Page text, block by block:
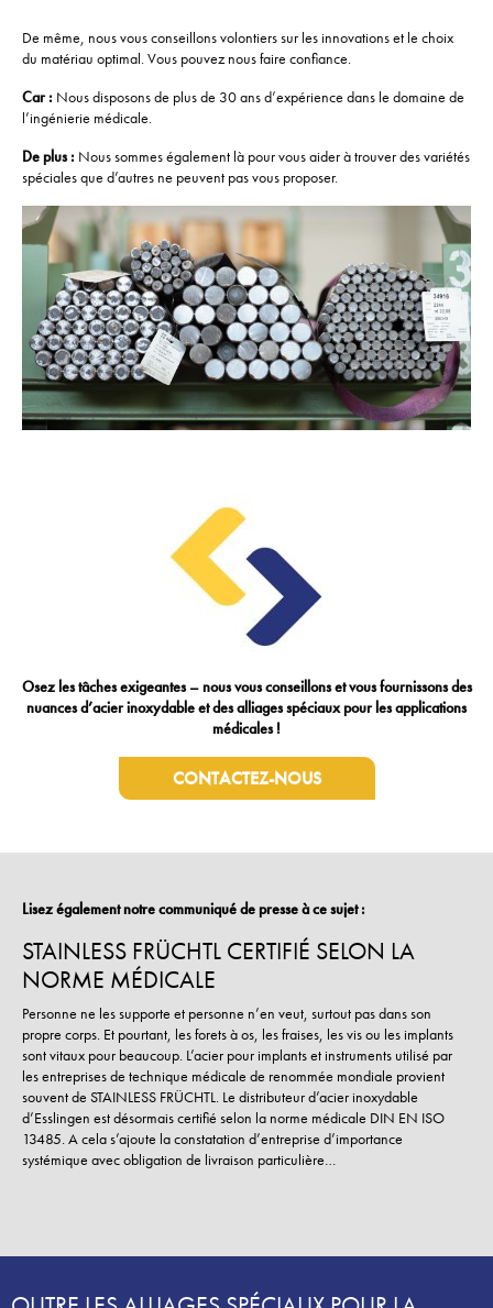
De même, nous vous conseillons volontiers sur les innovations et le choix
du matériau optimal. Vous pouvez nous faire confiance.
Car : Nous disposons de plus de 30 ans d’expérience dans le domaine de
l’ingénierie médicale.
De plus : Nous sommes également là pour vous aider à trouver des variétés
spéciales que d’autres ne peuvent pas vous proposer.
Osez les tâches exigeantes – nous vous conseillons et vous fournissons des
nuances d’acier inoxydable et des alliages spéciaux pour les applications
médicales !
CONTACTEZ-NOUS
Lisez également notre communiqué de presse à ce sujet :
STAINLESS FRÜCHTL CERTIFIÉ SELON LA
NORME MÉDICALE
Personne ne les supporte et personne n’en veut, surtout pas dans son
propre corps. Et pourtant, les forets à os, les fraises, les vis ou les implants
sont vitaux pour beaucoup. L’acier pour implants et instruments utilisé par
les entreprises de technique médicale de renommée mondiale provient
souvent de STAINLESS FRÜCHTL. Le distributeur d’acier inoxydable
d’Esslingen est désormais certifié selon la norme médicale DIN EN ISO
13485. A cela s’ajoute la constatation d’entreprise d’importance
systémique avec obligation de livraison particulière…